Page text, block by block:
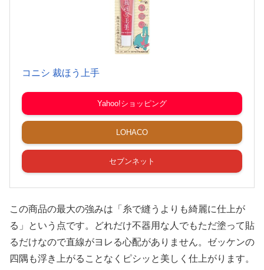
コニシ 裁ほう上手
Yahoo!ショッピング
LOHACO
セブンネット
この商品の最大の強みは「糸で縫うよりも綺麗に仕上が
る」という点です。どれだけ不器用な人でもただ塗って貼
るだけなので直線がヨレる心配がありません。ゼッケンの
四隅も浮き上がることなくピシッと美しく仕上がります。